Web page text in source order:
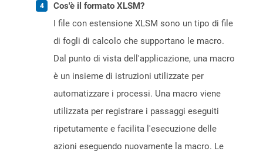
Cos'è il formato XLSM?
I file con estensione XLSM sono un tipo di file
di fogli di calcolo che supportano le macro.
Dal punto di vista dell'applicazione, una macro
è un insieme di istruzioni utilizzate per
automatizzare i processi. Una macro viene
utilizzata per registrare i passaggi eseguiti
ripetutamente e facilita l'esecuzione delle
azioni eseguendo nuovamente la macro. Le